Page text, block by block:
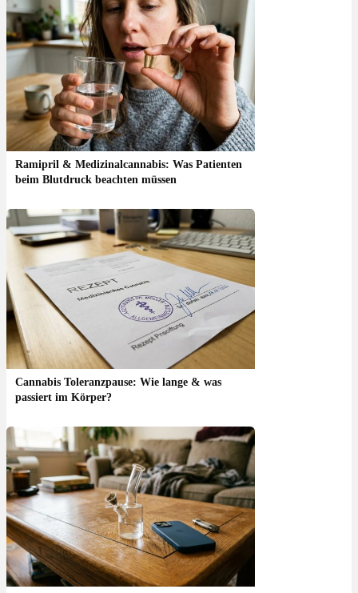
Ramipril & Medizinalcannabis: Was Patienten
beim Blutdruck beachten müssen
Cannabis Toleranzpause: Wie lange & was
passiert im Körper?